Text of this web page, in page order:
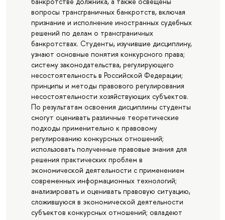
вопросы трансграничных банкротств, включая
признание и исполнение иностранных судебных
решений по делам о трансграничных
банкротствах. Студенты, изучившие дисциплину,
узнают основные понятия конкурсного права;
систему законодательства, регулирующего
несостоятельность в Российской Федерации;
принципы и методы правового регулирования
несостоятельности хозяйствующих субъектов.
По результатам освоения дисциплины студенты
смогут оценивать различные теоретические
подходы применительно к правовому
регулированию конкурсных отношений;
использовать полученные правовые знания для
решения практических проблем в
экономической деятельности с применением
современных информационных технологий;
анализировать и оценивать правовую ситуацию,
сложившуюся в экономической деятельности
субъектов конкурсных отношений; овладеют